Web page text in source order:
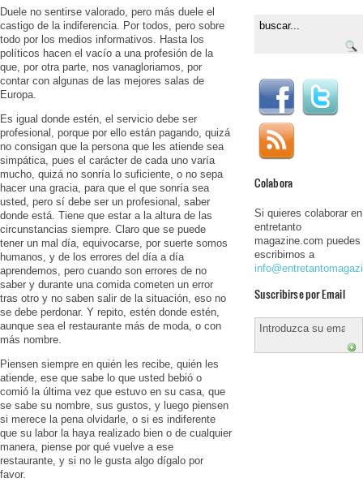
Duele no sentirse valorado, pero más duele el
castigo de la indiferencia. Por todos, pero sobre
todo por los medios informativos. Hasta los
políticos hacen el vacío a una profesión de la
que, por otra parte, nos vanagloriamos, por
contar con algunas de las mejores salas de
Europa.
Es igual donde estén, el servicio debe ser
profesional, porque por ello están pagando, quizá
no consigan que la persona que les atiende sea
simpática, pues el carácter de cada uno varía
mucho, quizá no sonría lo suficiente, o no sepa
hacer una gracia, para que el que sonría sea
usted, pero sí debe ser un profesional, saber
donde está. Tiene que estar a la altura de las
circunstancias siempre. Claro que se puede
tener un mal día, equivocarse, por suerte somos
humanos, y de los errores del día a día
aprendemos, pero cuando son errores de no
saber y durante una comida cometen un error
tras otro y no saben salir de la situación, eso no
se debe perdonar. Y repito, estén donde estén,
aunque sea el restaurante más de moda, o con
más nombre.
Piensen siempre en quién les recibe, quién les
atiende, ese que sabe lo que usted bebió o
comió la última vez que estuvo en su casa, que
se sabe su nombre, sus gustos, y luego piensen
si merece la pena olvidarle, o si es indiferente
que su labor la haya realizado bien o de cualquier
manera, piense por qué vuelve a ese
restaurante, y si no le gusta algo dígalo por
favor.
Colabora
Si quieres colaborar en
entretanto
magazine.com puedes
escribirnos a
Suscribirse por Email